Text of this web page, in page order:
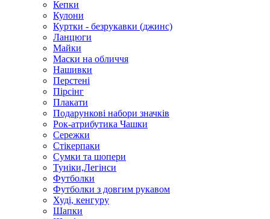
Кепки
Кулони
Куртки - безрукавки (джинс)
Ланцюги
Майки
Маски на обличчя
Нашивки
Перстені
Пірсінг
Плакати
Подарункові набори значків
Рок-атрибутика Чашки
Сережки
Стікерпаки
Сумки та шопери
Туніки,Легінси
Футболки
Футболки з довгим рукавом
Худі, кенгуру
Шапки